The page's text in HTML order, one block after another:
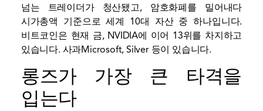
넘는 트레이더가 청산됐고, 암호화폐를 밀어내다
시가총액 기준으로 세계 10대 자산 중 하나입니다.
비트코인은 현재 금, NVIDIA에 이어 13위를 차지하고
있습니다. 사과Microsoft, Silver 등이 있습니다.
롱즈가 가장 큰 타격을
입는다